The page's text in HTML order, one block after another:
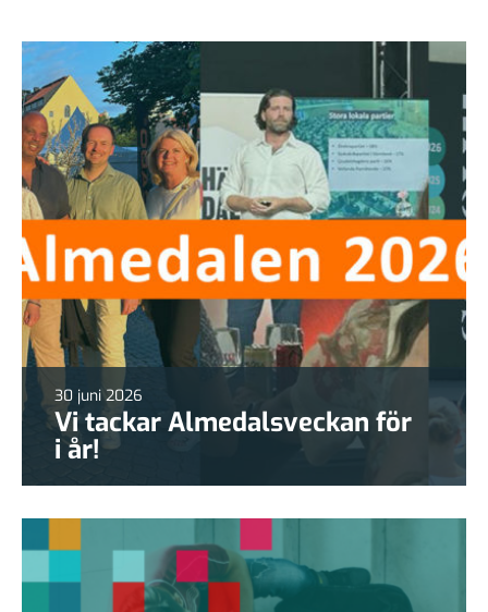
30 juni 2026
Vi tackar Almedalsveckan för
i år!